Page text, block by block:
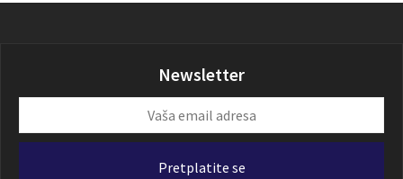
Newsletter
email
Pretplatite se